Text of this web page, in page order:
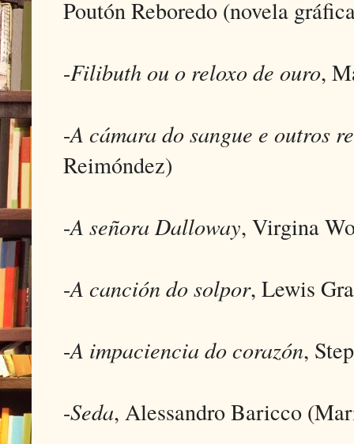
Poutón Reboredo (novela
-Filibuth ou o reloxo de ouro,
-A cámara do sangue e outros
Reimóndez)
-A señora Dalloway, Virgina
-A canción do solpor, Lewis
-A impaciencia do corazón,
-Seda, Alessandro Baricco